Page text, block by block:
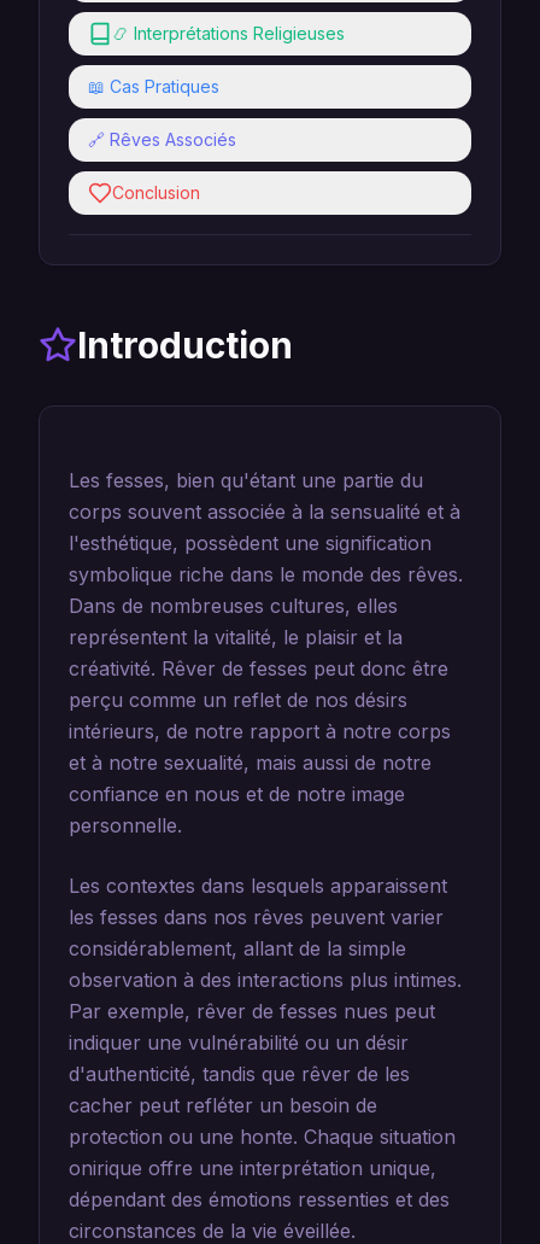
📿 Interprétations Religieuses
📖 Cas Pratiques
🔗 Rêves Associés
Conclusion
Introduction
Les fesses, bien qu'étant une partie du
corps souvent associée à la sensualité et à
l'esthétique, possèdent une signification
symbolique riche dans le monde des rêves.
Dans de nombreuses cultures, elles
représentent la vitalité, le plaisir et la
créativité. Rêver de fesses peut donc être
perçu comme un reflet de nos désirs
intérieurs, de notre rapport à notre corps
et à notre sexualité, mais aussi de notre
confiance en nous et de notre image
personnelle.
Les contextes dans lesquels apparaissent
les fesses dans nos rêves peuvent varier
considérablement, allant de la simple
observation à des interactions plus intimes.
Par exemple, rêver de fesses nues peut
indiquer une vulnérabilité ou un désir
d'authenticité, tandis que rêver de les
cacher peut refléter un besoin de
protection ou une honte. Chaque situation
onirique offre une interprétation unique,
dépendant des émotions ressenties et des
circonstances de la vie éveillée.